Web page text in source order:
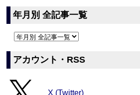
年月別 全記事一覧
アカウント・RSS
X (Twitter)